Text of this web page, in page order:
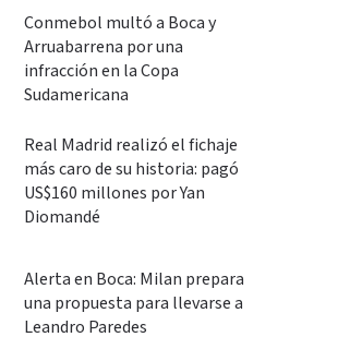
Conmebol multó a Boca y
Arruabarrena por una
infracción en la Copa
Sudamericana
Real Madrid realizó el fichaje
más caro de su historia: pagó
US$160 millones por Yan
Diomandé
Alerta en Boca: Milan prepara
una propuesta para llevarse a
Leandro Paredes